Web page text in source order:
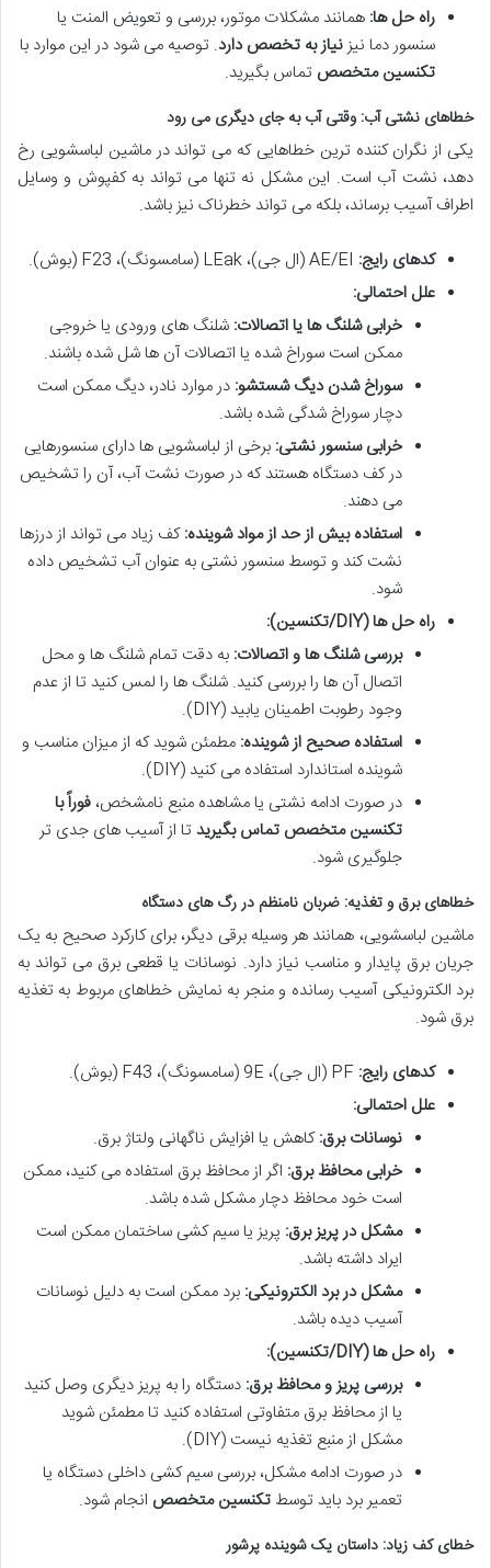
راه حل ها: همانند مشکلات موتور، بررسی و تعویض المنت یا
سنسور دما نیز نیاز به تخصص دارد. توصیه می شود در این موارد با
تکنسین متخصص تماس بگیرید.
خطاهای نشتی آب: وقتی آب به جای دیگری می رود
یکی از نگران کننده ترین خطاهایی که می تواند در ماشین لباسشویی رخ
دهد، نشت آب است. این مشکل نه تنها می تواند به کفپوش و وسایل
اطراف آسیب برساند، بلکه می تواند خطرناک نیز باشد.
کدهای رایج:
علل احتمالی:
خرابی شلنگ ها یا اتصالات: شلنگ های ورودی یا خروجی
ممکن است سوراخ شده یا اتصالات آن ها شل شده باشند.
سوراخ شدن دیگ شستشو: در موارد نادر، دیگ ممکن است
دچار سوراخ شدگی شده باشد.
خرابی سنسور نشتی: برخی از لباسشویی ها دارای سنسورهایی
در کف دستگاه هستند که در صورت نشت آب، آن را تشخیص
می دهند.
استفاده بیش از حد از مواد شوینده:کف زیاد می تواند از درزها
نشت کند و توسط سنسور نشتی به عنوان آب تشخیص داده
شود.
راه حل ها (DIY/تکنسین):
بررسی شلنگ ها و اتصالات: به دقت تمام شلنگ ها و محل
اتصال آن ها را بررسی کنید. شلنگ ها را لمس کنید تا از عدم
وجود رطوبت اطمینان یابید (DIY).
استفاده صحیح از شوینده: مطمئن شوید که از میزان مناسب و
شوینده استاندارد استفاده می کنید (DIY).
در صورت ادامه نشتی یا مشاهده منبع نامشخص، فوراً با
تکنسین متخصص تماس بگیرید تا از آسیب های جدی تر
جلوگیری شود.
خطاهای برق و تغذیه: ضربان نامنظم در رگ های دستگاه
ماشین لباسشویی، همانند هر وسیله برقی دیگر، برای کارکرد صحیح به یک
جریان برق پایدار و مناسب نیاز دارد. نوسانات یا قطعی برق می تواند به
برد الکترونیکی آسیب رسانده و منجر به نمایش خطاهای مربوط به تغذیه
برق شود.
کدهای رایج:
علل احتمالی:
نوسانات برق:کاهش یا افزایش ناگهانی ولتاژ برق.
خرابی محافظ برق: اگر از محافظ برق استفاده می کنید، ممکن
است خود محافظ دچار مشکل شده باشد.
مشکل در پریز برق: پریز یا سیم کشی ساختمان ممکن است
ایراد داشته باشد.
مشکل در برد الکترونیکی: برد ممکن است به دلیل نوسانات
آسیب دیده باشد.
راه حل ها (DIY/تکنسین):
بررسی پریز و محافظ برق: دستگاه را به پریز دیگری وصل کنید
یا از محافظ برق متفاوتی استفاده کنید تا مطمئن شوید
مشکل از منبع تغذیه نیست (DIY).
در صورت ادامه مشکل، بررسی سیم کشی داخلی دستگاه یا
تعمیر برد باید توسط تکنسین متخصص انجام شود.
خطای کف زیاد: داستان یک شوینده پرشور